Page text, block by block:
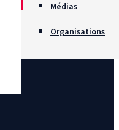
Recrutement
Médias
Organisations